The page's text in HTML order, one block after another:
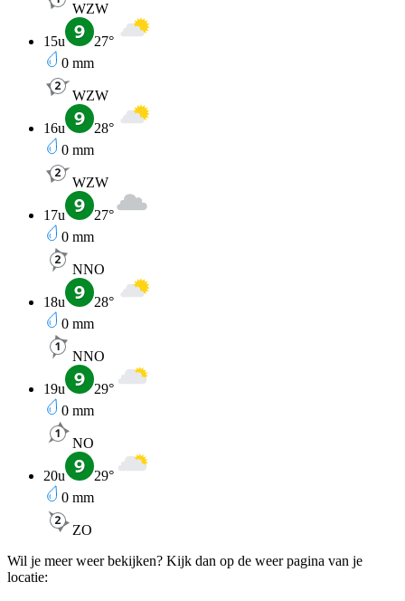
WZW
15u 27°
0 mm
WZW
16u 28°
0 mm
WZW
17u 27°
0 mm
NNO
18u 28°
0 mm
NNO
19u 29°
0 mm
NO
20u 29°
0 mm
ZO
Wil je meer weer bekijken? Kijk dan op de weer pagina van je
locatie: